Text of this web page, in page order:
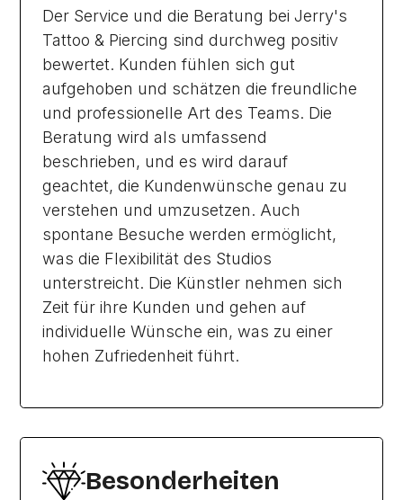
Der Service und die Beratung bei Jerry's
Tattoo & Piercing sind durchweg positiv
bewertet. Kunden fühlen sich gut
aufgehoben und schätzen die freundliche
und professionelle Art des Teams. Die
Beratung wird als umfassend
beschrieben, und es wird darauf
geachtet, die Kundenwünsche genau zu
verstehen und umzusetzen. Auch
spontane Besuche werden ermöglicht,
was die Flexibilität des Studios
unterstreicht. Die Künstler nehmen sich
Zeit für ihre Kunden und gehen auf
individuelle Wünsche ein, was zu einer
hohen Zufriedenheit führt.
Besonderheiten